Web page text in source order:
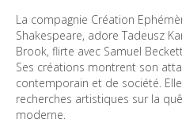
La compagnie Création
Shakespeare, adore Tadeusz
Brook, flirte avec Samuel
Ses créations montrent son
contemporain et de société.
recherches artistiques sur la
moderne.